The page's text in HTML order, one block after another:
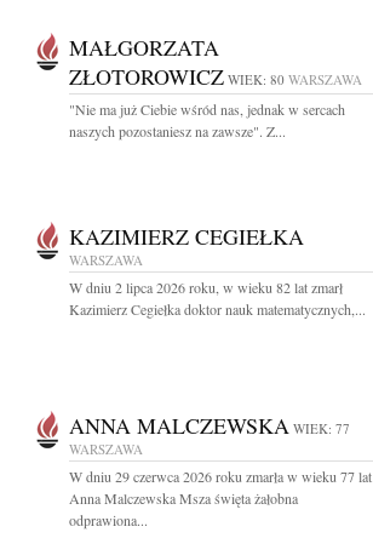
MAŁGORZATA
ZŁOTOROWICZ WIEK: 80 WARSZAWA
"Nie ma już Ciebie wśród nas, jednak w sercach
naszych pozostaniesz na zawsze". Z...
KAZIMIERZ CEGIEŁKA
WARSZAWA
W dniu 2 lipca 2026 roku, w wieku 82 lat zmarł
Kazimierz Cegiełka doktor nauk matematycznych,...
ANNA MALCZEWSKA WIEK: 77
WARSZAWA
W dniu 29 czerwca 2026 roku zmarła w wieku 77 lat
Anna Malczewska Msza święta żałobna
odprawiona...